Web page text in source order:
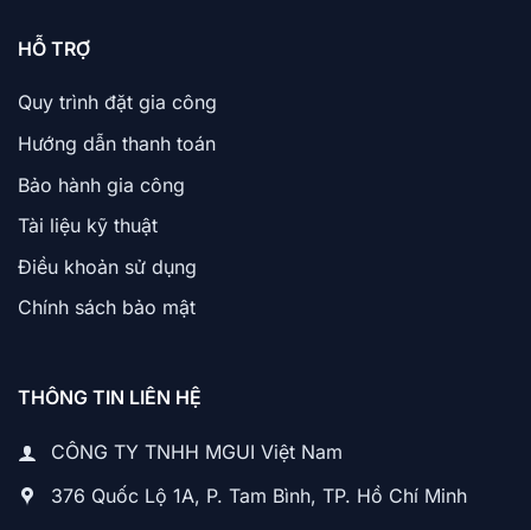
HỖ TRỢ
Quy trình đặt gia công
Hướng dẫn thanh toán
Bảo hành gia công
Tài liệu kỹ thuật
Điều khoản sử dụng
Chính sách bảo mật
THÔNG TIN LIÊN HỆ
CÔNG TY TNHH MGUI Việt Nam
376 Quốc Lộ 1A, P. Tam Bình, TP. Hồ Chí Minh